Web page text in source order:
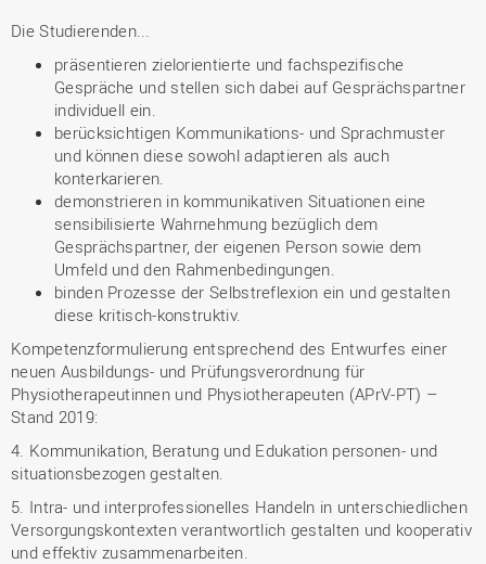
Die Studierenden...
präsentieren zielorientierte und fachspezifische
Gespräche und stellen sich dabei auf Gesprächspartner
individuell ein.
berücksichtigen Kommunikations- und Sprachmuster
und können diese sowohl adaptieren als auch
konterkarieren.
demonstrieren in kommunikativen Situationen eine
sensibilisierte Wahrnehmung bezüglich dem
Gesprächspartner, der eigenen Person sowie dem
Umfeld und den Rahmenbedingungen.
binden Prozesse der Selbstreflexion ein und gestalten
diese kritisch-konstruktiv.
Kompetenzformulierung entsprechend des Entwurfes einer
neuen Ausbildungs- und Prüfungsverordnung für
Physiotherapeutinnen und Physiotherapeuten (APrV-PT) –
Stand 2019:
4. Kommunikation, Beratung und Edukation personen- und
situationsbezogen gestalten.
5. Intra- und interprofessionelles Handeln in unterschiedlichen
Versorgungskontexten verantwortlich gestalten und kooperativ
und effektiv zusammenarbeiten.